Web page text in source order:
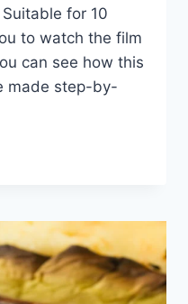
for 10
to watch the film
can see how this
made step-by-